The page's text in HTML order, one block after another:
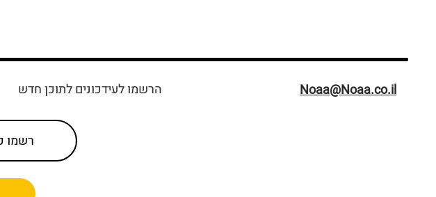
Noaa@Noaa.co.il הרשמו לעידכונים לתוכן חדש